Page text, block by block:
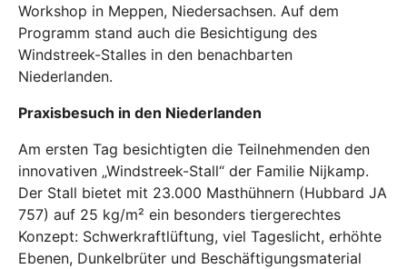
Workshop in Meppen, Niedersachsen. Auf dem
Programm stand auch die Besichtigung des
Windstreek-Stalles in den benachbarten
Niederlanden.
Praxisbesuch in den Niederlanden
Am ersten Tag besichtigten die Teilnehmenden den
innovativen „Windstreek-Stall“ der Familie Nijkamp.
Der Stall bietet mit 23.000 Masthühnern (Hubbard JA
757) auf 25 kg/m² ein besonders tiergerechtes
Konzept: Schwerkraftlüftung, viel Tageslicht, erhöhte
Ebenen, Dunkelbrüter und Beschäftigungsmaterial